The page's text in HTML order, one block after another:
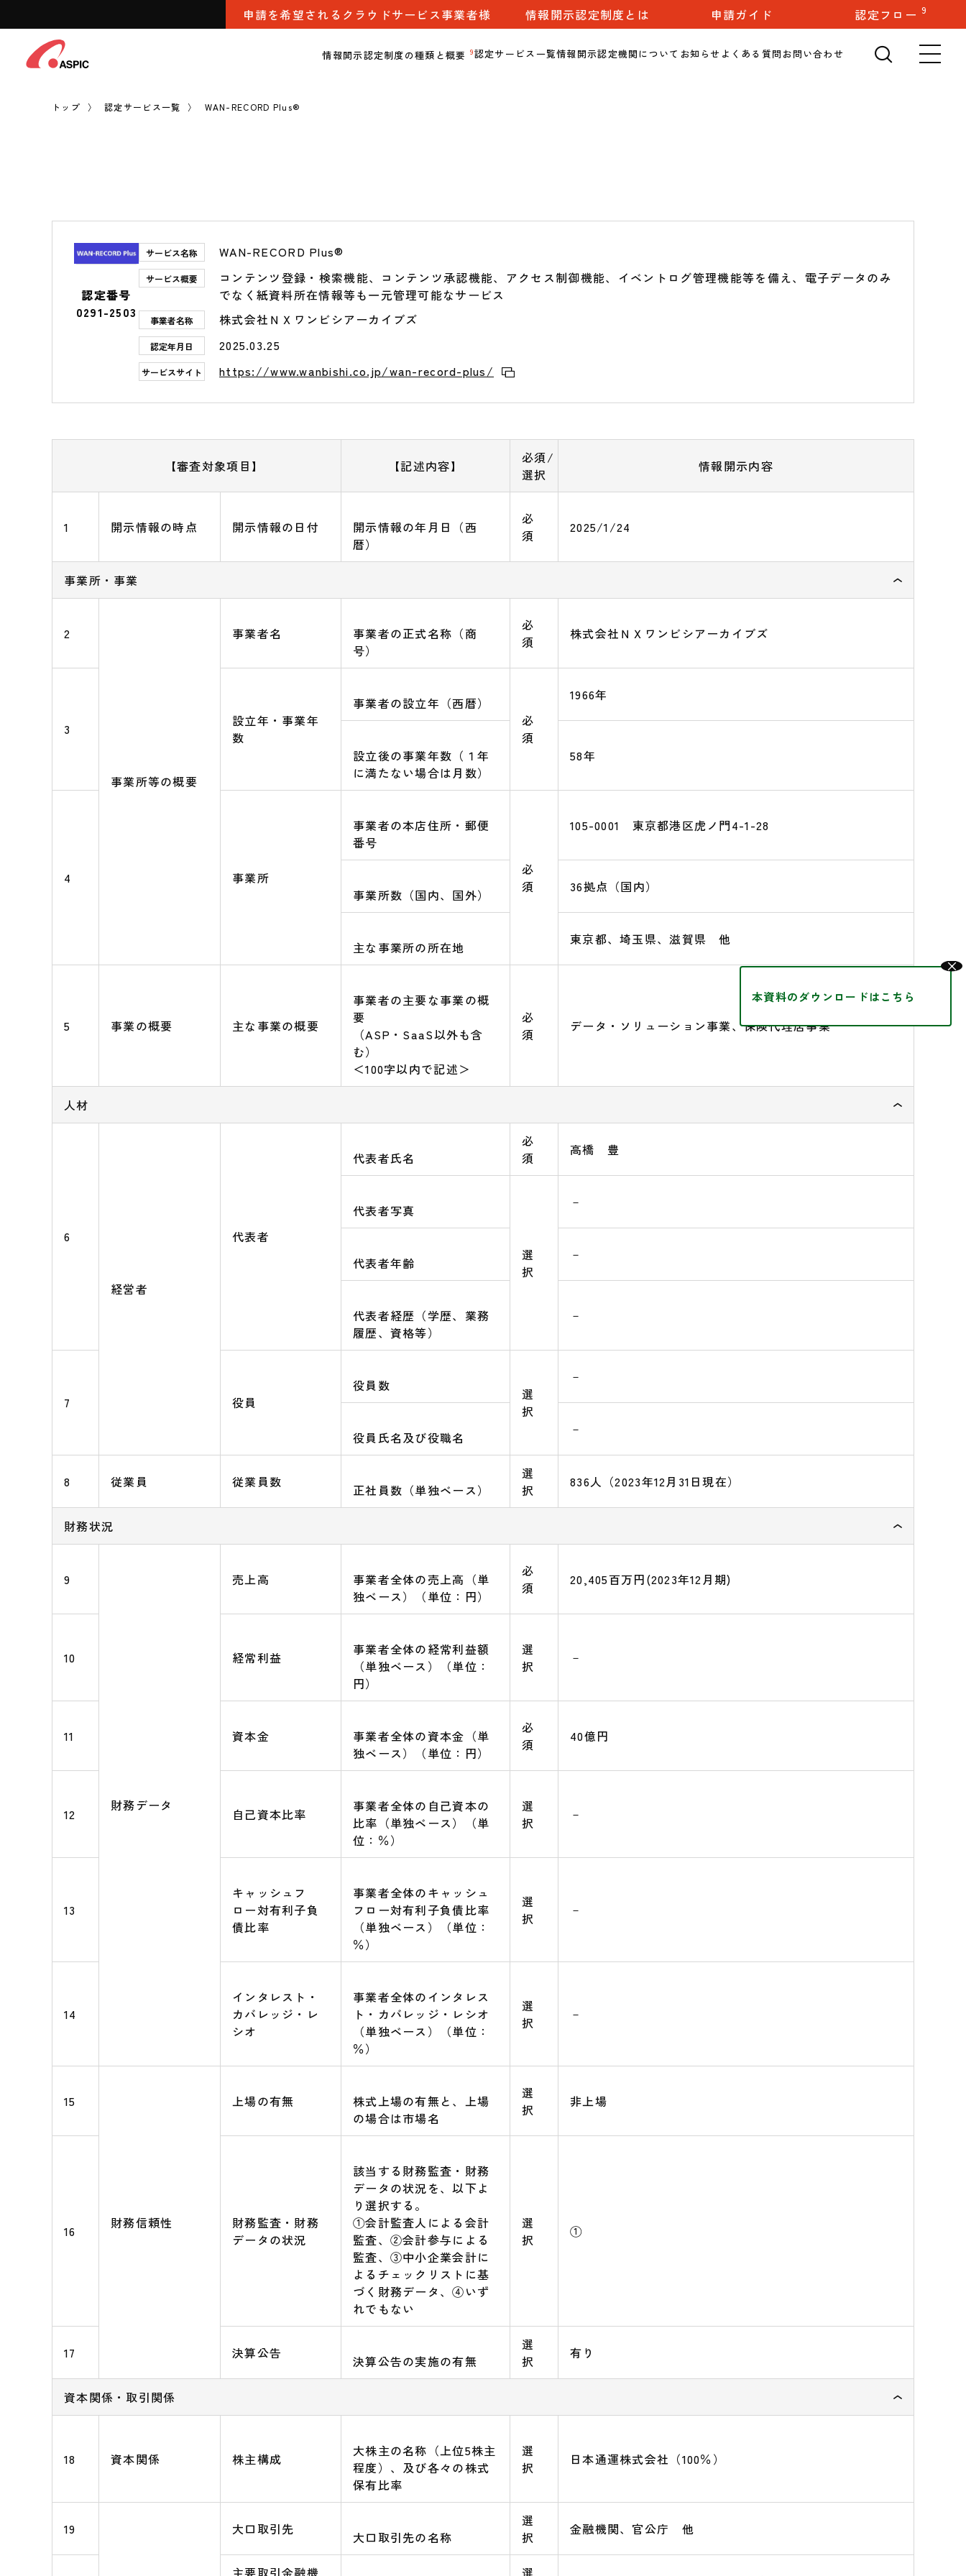
申請を希望されるクラウドサービス事業者様 情報開示認定制度とは 申請ガイド 認定フロー 9
情報開示認定制度の種類と概要 9認定サービス一覧情報開示認定機関について お知らせ よくある質問 お問い合わせ 🔍
トップ 認定サービス一覧 WAN-RECORD Plus®
認定番号
0291-2503
サービス名称 WAN-RECORD Plus®
サービス概要
コンテンツ登録・検索機能、コンテンツ承認機能、アクセス制御機能、イベントログ管理機能等を備え、電子データのみ
でなく紙資料所在情報等も一元管理可能なサービス
事業者名称 株式会社ＮＸワンビシアーカイブズ
認定年月日 2025.03.25
サービスサイト https://www.wanbishi.co.jp/wan-record-plus/
【審査対象項目】 【記述内容】
必須/
選択
情報開示内容
1 開示情報の時点 開示情報の日付
開示情報の年月日（西
暦）
必
須
2025/1/24
事業所・事業
2
事業所等の概要
事業者名
事業者の正式名称（商
号）
必
須
株式会社ＮＸワンビシアーカイブズ
3
設立年・事業年
数
事業者の設立年（西暦）
必
須
1966年
設立後の事業年数（１年
に満たない場合は月数）
58年
4 事業所
事業者の本店住所・郵便
番号
必
須
105-0001 東京都港区虎ノ門4-1-28
事業所数（国内、国外） 36拠点（国内）
主な事業所の所在地 東京都、埼玉県、滋賀県 他
5 事業の概要 主な事業の概要
事業者の主要な事業の概
要
（ASP・SaaS以外も含
む）
＜100字以内で記述＞
必
須
データ・ソリューション事業、保険代理店事業
人材
6
経営者
代表者
代表者氏名
必
須
高橋 豊
代表者写真
選
択
－
代表者年齢
－
代表者経歴（学歴、業務
履歴、資格等）
－
7 役員
役員数
選
択
－
役員氏名及び役職名
－
8 従業員 従業員数 正社員数（単独ベース）
選
択
836人（2023年12月31日現在）
財務状況
9
財務データ
売上高
事業者全体の売上高（単
独ベース）（単位：円）
必
須
20,405百万円(2023年12月期)
10 経常利益
事業者全体の経常利益額
（単独ベース）（単位：
円）
選
択
－
11 資本金
事業者全体の資本金（単
独ベース）（単位：円）
必
須
40億円
12 自己資本比率
事業者全体の自己資本の
比率（単独ベース）（単
位：％）
選
択
－
13
キャッシュフ
ロー対有利子負
債比率
事業者全体のキャッシュ
フロー対有利子負債比率
（単独ベース）（単位：
％）
選
択
－
14
インタレスト・
カバレッジ・レ
シオ
事業者全体のインタレス
ト・カバレッジ・レシオ
（単独ベース）（単位：
％）
選
択
－
15
財務信頼性
上場の有無
株式上場の有無と、上場
の場合は市場名
選
択
非上場
16
財務監査・財務
データの状況
該当する財務監査・財務
データの状況を、以下よ
り選択する。
①会計監査人による会計
監査、②会計参与による
監査、③中小企業会計に
よるチェックリストに基
づく財務データ、④いず
れでもない
選
択
①
17 決算公告 決算公告の実施の有無
選
択
有り
資本関係・取引関係
18 資本関係 株主構成
大株主の名称（上位5株主
程度）、及び各々の株式
保有比率
選
択
日本通運株式会社（100％）
19 大口取引先 大口取引先の名称
選
択
金融機関、官公庁 他
主要取引金融機 選
×
本資料のダウンロードはこちら